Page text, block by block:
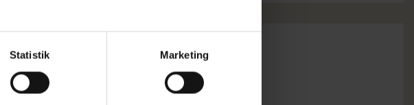
Statistik Marketing